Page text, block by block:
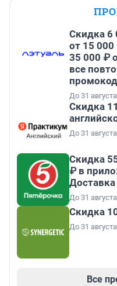
Скидка 6
от 15
35 000 ₽
все
До 31
Скидка
До 31
Скидка
₽ в
Доставка
До 31
Скидка
До 31
Все